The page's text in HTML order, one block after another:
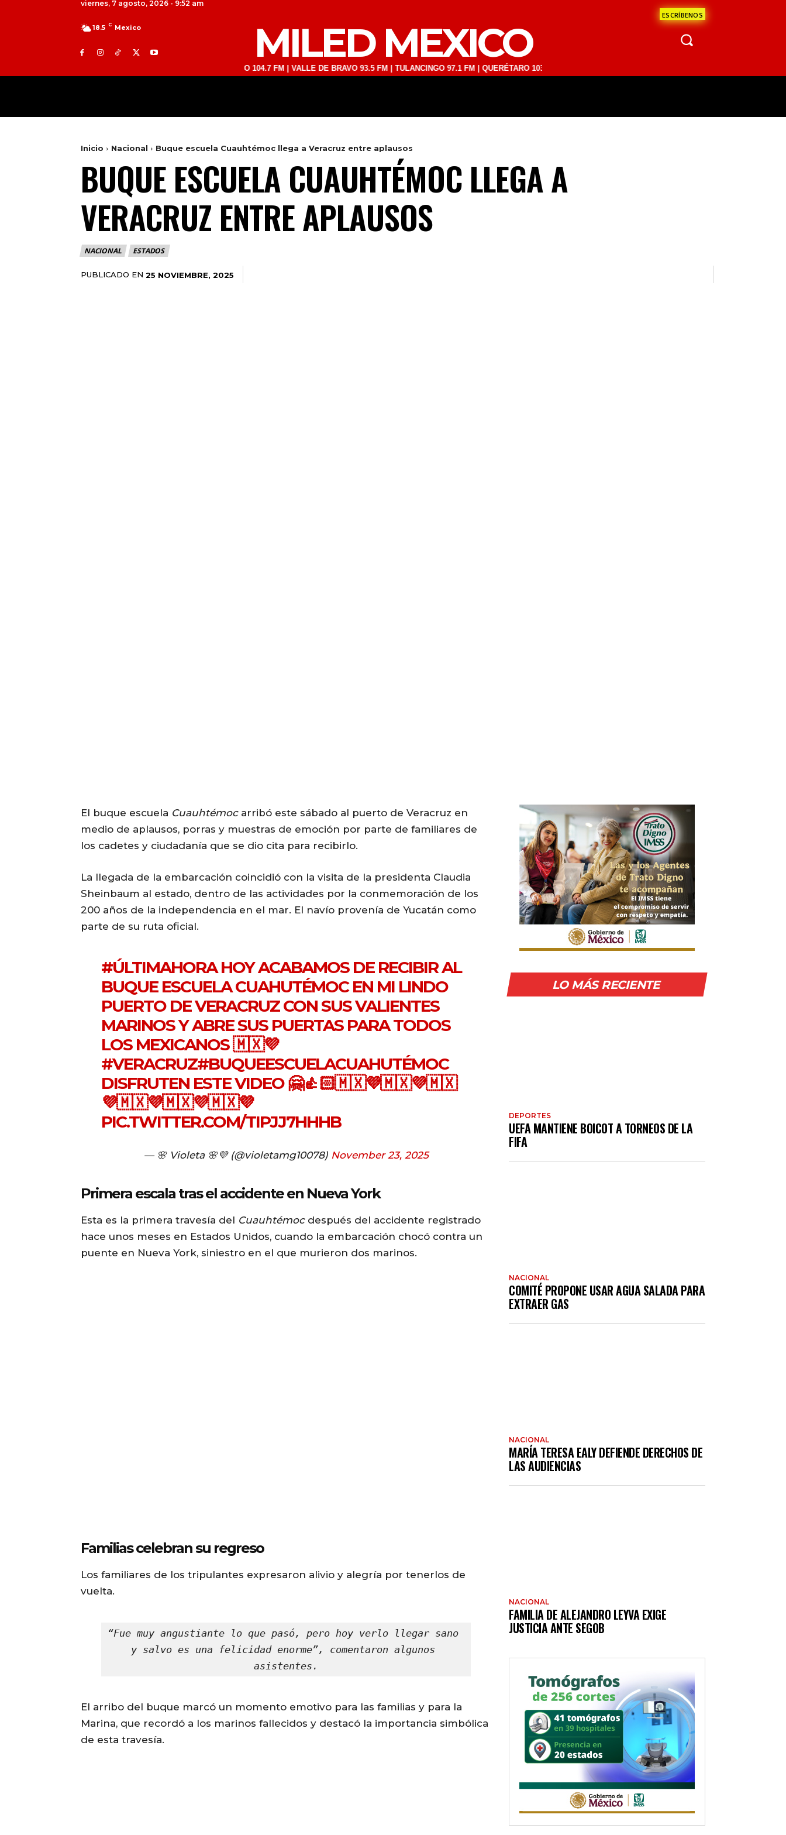
viernes, 7 agosto, 2026 - 9:52 am
ESCRÍBENOS
18.5 C Mexico MILED MEXICO
TOLUCA 98.9 FM | ATLACOMULCO 104.7 FM | VALLE DE BRAVO 93.5 FM | TULANCINGO 97.1 FM | QUERÉTARO 103.1 FM | SAN JUAN DEL RÍO 93.1 FM | GUADALAJARA 1510 AM | LA
Inicio Nacional Buque escuela Cuauhtémoc llega a Veracruz entre aplausos
BUQUE ESCUELA CUAUHTÉMOC LLEGA A
VERACRUZ ENTRE APLAUSOS
NACIONAL ESTADOS
PUBLICADO EN 25 NOVIEMBRE, 2025
El buque escuela Cuauhtémocarribó este sábado al puerto de Veracruz en
medio de aplausos, porras y muestras de emoción por parte de familiares de
los cadetes y ciudadanía que se dio cita para recibirlo.
La llegada de la embarcación coincidió con la visita de la presidenta Claudia
Sheinbaum al estado, dentro de las actividades por la conmemoración de los
200 años de la independencia en el mar. El navío provenía de Yucatán como
parte de su ruta oficial.
#ÚLTIMAHORAHOY ACABAMOS DE RECIBIR AL
BUQUE ESCUELA CUAHUTÉMOC EN MI LINDO
PUERTO DE VERACRUZ CON SUS VALIENTES
MARINOS Y ABRE SUS PUERTAS PARA TODOS
LOS MEXICANOS 🇲🇽💜
#VERACRUZ#BUQUEESCUELACUAHUTÉMOC
DISFRUTEN ESTE VIDEO 🤗👍🏻🇲🇽💜🇲🇽💜🇲🇽
💜🇲🇽💜🇲🇽💜🇲🇽💜
PIC.TWITTER.COM/TIPJJ7HHHB
— 🌸 Violeta 🌸💜 (@violetamg10078) November 23, 2025
Primera escala tras el accidente en Nueva York
Esta es la primera travesía del Cuauhtémocdespués del accidente registrado
hace unos meses en Estados Unidos, cuando la embarcación chocó contra un
puente en Nueva York, siniestro en el que murieron dos marinos.
Familias celebran su regreso
Los familiares de los tripulantes expresaron alivio y alegría por tenerlos de
vuelta.
“Fue muy angustiante lo que pasó, pero hoy verlo llegar sano
y salvo es una felicidad enorme”, comentaron algunos
asistentes.
El arribo del buque marcó un momento emotivo para las familias y para la
Marina, que recordó a los marinos fallecidos y destacó la importancia simbólica
de esta travesía.
LO MÁS RECIENTE
DEPORTES
UEFA MANTIENE BOICOT A TORNEOS DE LA
FIFA
NACIONAL
COMITÉ PROPONE USAR AGUA SALADA PARA
EXTRAER GAS
NACIONAL
MARÍA TERESA EALY DEFIENDE DERECHOS DE
LAS AUDIENCIAS
NACIONAL
FAMILIA DE ALEJANDRO LEYVA EXIGE
JUSTICIA ANTE SEGOB